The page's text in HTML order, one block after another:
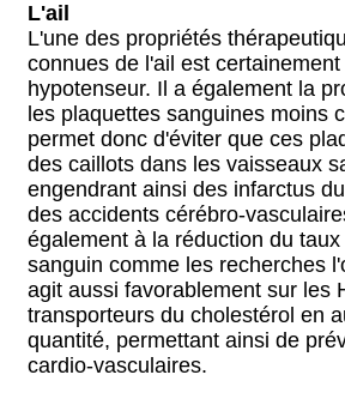
L'ail
L'une des propriétés
connues de l'ail est
hypotenseur. Il a également la
les plaquettes sanguines moins
permet donc d'éviter que ces
des caillots dans les vaisseaux
engendrant ainsi des infarctus
des accidents cérébro-
également à la réduction du taux
sanguin comme les recherches
agit aussi favorablement sur les
transporteurs du cholestérol en
quantité, permettant ainsi de
cardio-vasculaires.